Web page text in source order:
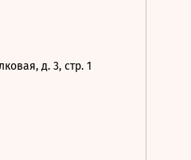
д. 3, стр. 1